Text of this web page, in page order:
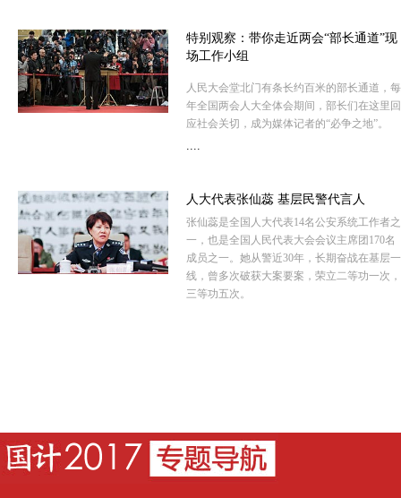
特别观察：带你走近两会“部长通道”现
场工作小组
人民大会堂北门有条长约百米的部长通道，每
年全国两会人大全体会期间，部长们在这里回
应社会关切，成为媒体记者的“必争之地”。
....
人大代表张仙蕊 基层民警代言人
张仙蕊是全国人大代表14名公安系统工作者之
一，也是全国人民代表大会会议主席团170名
成员之一。她从警近30年，长期奋战在基层一
线，曾多次破获大案要案，荣立二等功一次，
三等功五次。